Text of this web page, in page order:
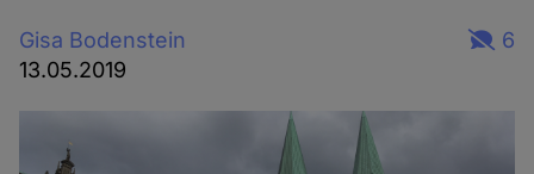
Gisa Bodenstein
13.05.2019
6